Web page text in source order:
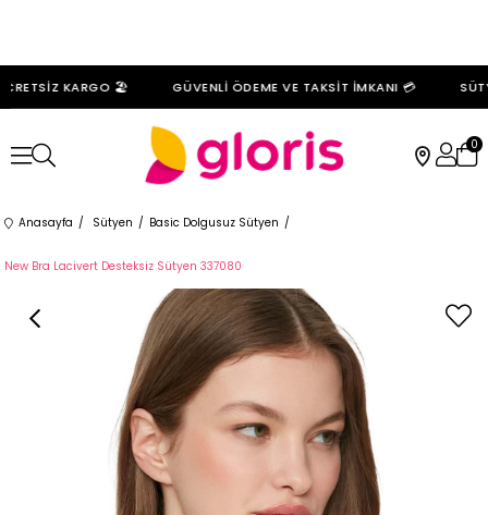
KARGO 🏖️ GÜVENLİ ÖDEME VE TAKSİT İMKANI 💳
0
Anasayfa Sütyen Basic Dolgusuz Sütyen
New Bra Lacivert Desteksiz Sütyen 337080